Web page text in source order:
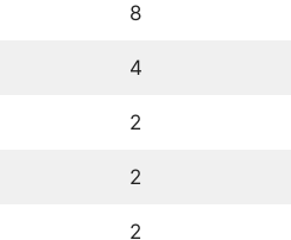
8
4
2
2
2